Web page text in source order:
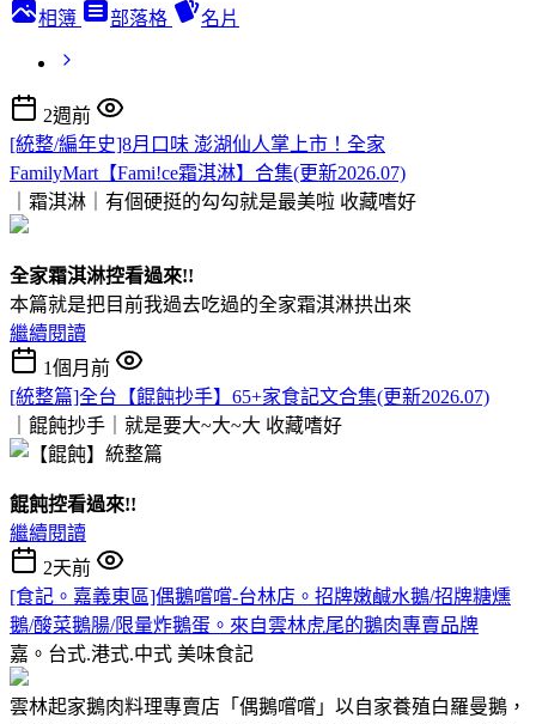
相簿 部落格 名片
2週前
[統整/編年史]8月口味 澎湖仙人掌上市！全家
FamilyMart【Fami!ce霜淇淋】合集(更新2026.07)
｜霜淇淋｜有個硬挺的勾勾就是最美啦 收藏嗜好
全家霜淇淋控看過來!!
本篇就是把目前我過去吃過的全家霜淇淋拱出來
繼續閱讀
1個月前
[統整篇]全台【餛飩抄手】65+家食記文合集(更新2026.07)
｜餛飩抄手｜就是要大~大~大 收藏嗜好
餛飩控看過來!!
繼續閱讀
2天前
[食記。嘉義東區]偶鵝嚐嚐-台林店。招牌嫩鹹水鵝/招牌糖燻
鵝/酸菜鵝腸/限量炸鵝蛋。來自雲林虎尾的鵝肉專賣品牌
嘉。台式.港式.中式 美味食記
雲林起家鵝肉料理專賣店「偶鵝嚐嚐」以自家養殖白羅曼鵝，